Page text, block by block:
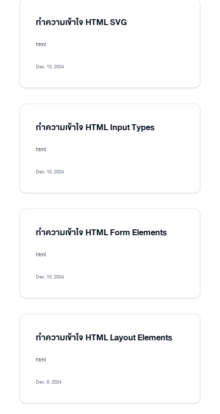
ทำความเข้าใจ HTML SVG
html
Dec. 10, 2024
ทำความเข้าใจ HTML Input Types
html
Dec. 10, 2024
ทำความเข้าใจ HTML Form Elements
html
Dec. 10, 2024
ทำความเข้าใจ HTML Layout Elements
html
Dec. 9, 2024